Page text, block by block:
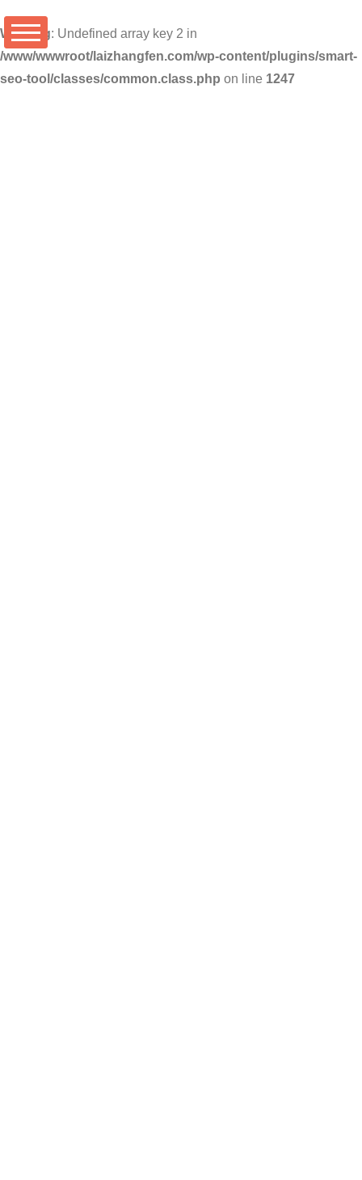
Warning: Undefined array key 2 in
/www/wwwroot/laizhangfen.com/wp-content/plugins/smart-
seo-tool/classes/common.class.php on line 1247